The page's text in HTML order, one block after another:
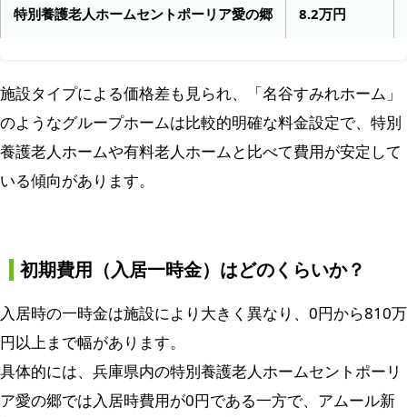
特別養護老人ホームセントポーリア愛の郷 8.2万円
施設タイプによる価格差も見られ、「名谷すみれホーム」
のようなグループホームは比較的明確な料金設定で、特別
養護老人ホームや有料老人ホームと比べて費用が安定して
いる傾向があります。
初期費用（入居一時金）はどのくらいか？
入居時の一時金は施設により大きく異なり、0円から810万
円以上まで幅があります。
具体的には、兵庫県内の特別養護老人ホームセントポーリ
ア愛の郷では入居時費用が0円である一方で、アムール新